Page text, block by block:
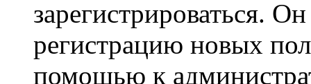
зарегистрироваться.
регистрацию новых
помощью к